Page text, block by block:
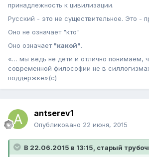
принадлежность к цивилизации.
Русский - это не существительное. Это -
Оно не означает "кто"
Оно означает"какой".
«… мы ведь не дети и отлично понимаем,
современной философии не в
поддержке»(с)
antserev1
Опубликовано 22 июня, 2015
В 22.06.2015 в 13:15, старый